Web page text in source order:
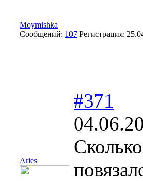
Moymishka
Сообщений: 107 Регистрация:
Aries
#371